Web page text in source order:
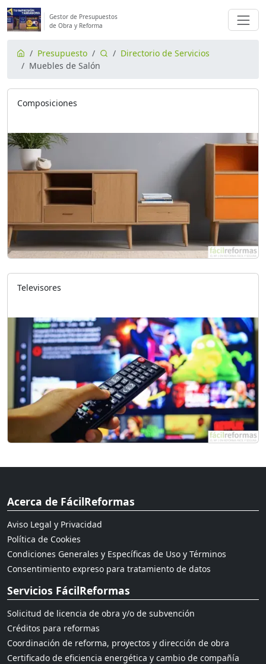
Gestor de Presupuestos
de Obra y Reforma
Presupuesto
Directorio de Servicios
Muebles de Salón
Composiciones
Televisores
Acerca de FácilReformas
Aviso Legal y Privacidad
Política de Cookies
Condiciones Generales y Específicas de Uso y Términos
Consentimiento expreso para tratamiento de datos
Servicios FácilReformas
Solicitud de licencia de obra y/o de subvención
Créditos para reformas
Coordinación de reforma, proyectos y dirección de obra
Certificado de eficiencia energética y cambio de compañía